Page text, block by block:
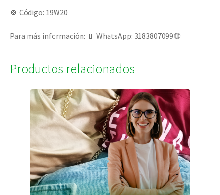
🍀 Código: 19W20
Para más información: 📱 WhatsApp: 3183807099 🌐
Productos relacionados